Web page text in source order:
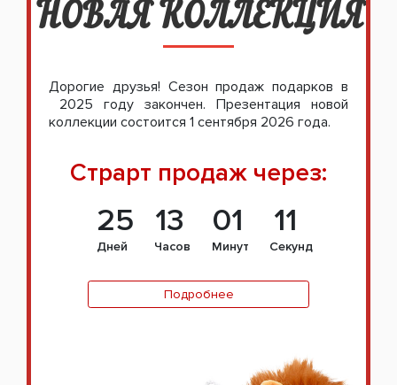
НОВАЯ КОЛЛЕКЦИЯ
Дорогие друзья! Сезон продаж подарков в
2025 году закончен. Презентация новой
коллекции состоится 1 сентября 2026 года.
Страрт продаж через:
25
Дней
13
Часов
01
Минут
11
Секунд
Подробнее